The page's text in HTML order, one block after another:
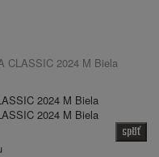
CLASSIC 2024 M Biela
späť